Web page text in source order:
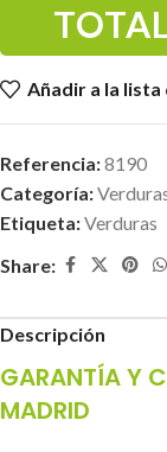
Añadir a la lista
Referencia:8190
Categoría:
Etiqueta:Verduras
Share:
Descripción
GARANTÍA Y
MADRID